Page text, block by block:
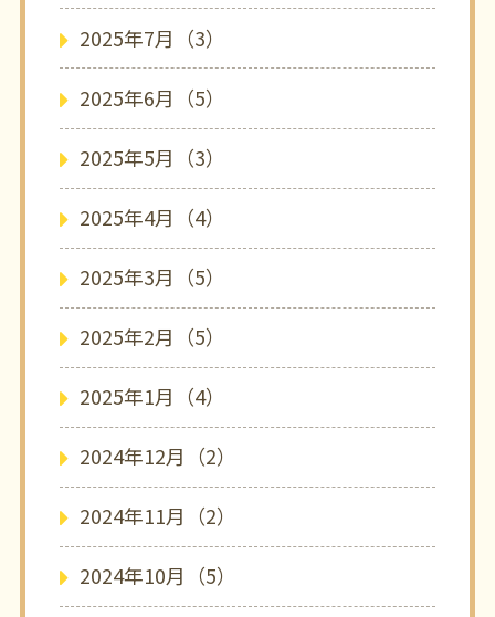
2025年7月（3）
2025年6月（5）
2025年5月（3）
2025年4月（4）
2025年3月（5）
2025年2月（5）
2025年1月（4）
2024年12月（2）
2024年11月（2）
2024年10月（5）